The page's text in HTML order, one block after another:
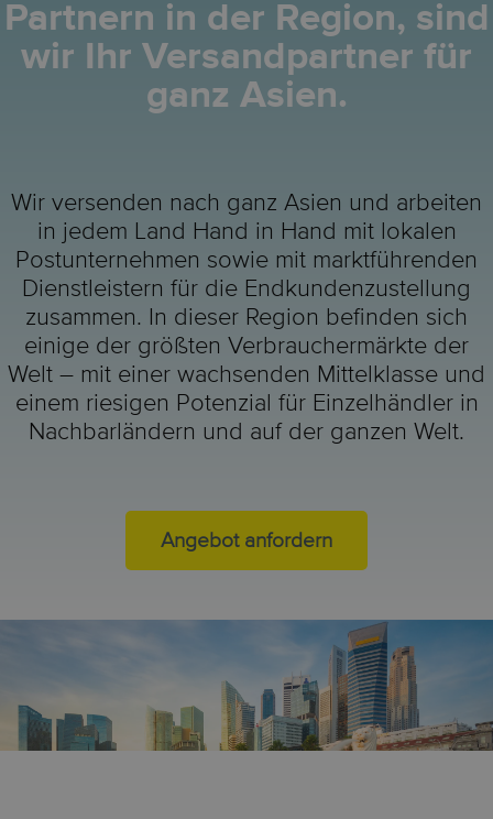
Partnern in der Region, sind
wir Ihr Versandpartner für
ganz Asien.
Wir versenden nach ganz Asien und arbeiten
in jedem Land Hand in Hand mit lokalen
Postunternehmen sowie mit marktführenden
Dienstleistern für die Endkundenzustellung
zusammen. In dieser Region befinden sich
einige der größten Verbrauchermärkte der
Welt – mit einer wachsenden Mittelklasse und
einem riesigen Potenzial für Einzelhändler in
Nachbarländern und auf der ganzen Welt.
Angebot anfordern